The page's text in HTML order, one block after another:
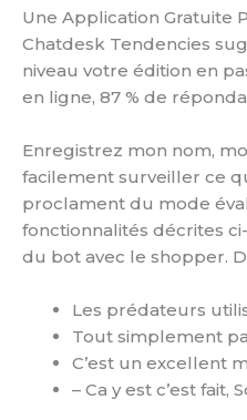
Une Application Gratuite
Chatdesk Tendencies
niveau votre édition en
en ligne, 87 % de
Enregistrez mon nom,
facilement surveiller ce
proclament du mode
fonctionnalités décrites
du bot avec le shopper.
Les prédateurs
Tout simplement
C’est un excellent
– Ca y est c’est